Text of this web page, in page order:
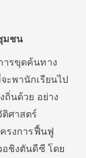
มชน
ารขุดค้นทาง
พานักเรียนไป
ถิ่นด้วย อย่าง
ศาสตร์
รงการฟื้นฟู
อชิงตันดีซี โดย